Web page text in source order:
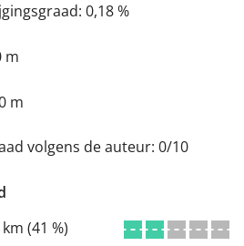
0,18 %
m
m
volgens de auteur: 0/10
(41 %)